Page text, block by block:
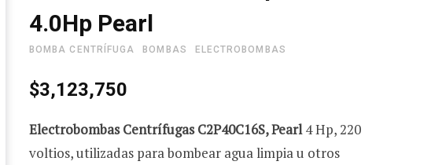
4.0Hp Pearl
BOMBA CENTRÍFUGA BOMBAS ELECTROBOMBAS
$3,123,750
Electrobombas Centrífugas C2P40C16S, Pearl4 Hp, 220
voltios, utilizadas para bombear agua limpia u otros